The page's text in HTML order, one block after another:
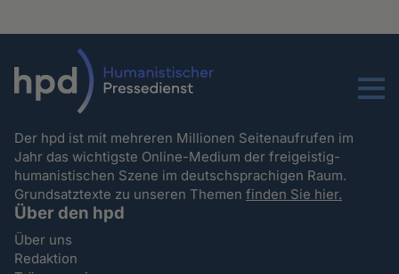
Menu
Der hpd ist mit mehreren Millionen Seitenaufrufen im
Jahr das wichtigste Online-Medium der freigeistig-
humanistischen Szene im deutschsprachigen Raum.
Grundsatztexte zu unseren Themenfinden Sie hier.
Über den hpd
Über uns
Redaktion